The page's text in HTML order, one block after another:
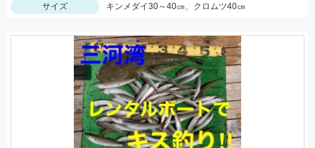
サイズ
キンメダイ30～40㎝、クロムツ40㎝